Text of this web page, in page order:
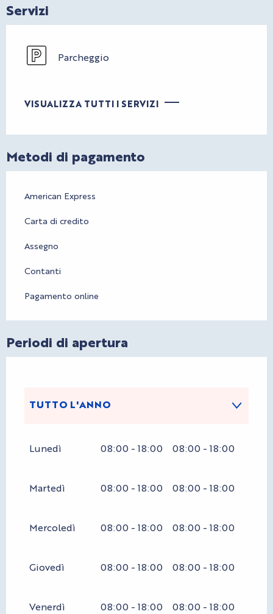
Servizi
Parcheggio
VISUALIZZA TUTTI I SERVIZI
Metodi di pagamento
American Express
Carta di credito
Assegno
Contanti
Pagamento online
Periodi di apertura
TUTTO L'ANNO
TUTTO L'ANNO 2027
Lunedì 08:00 - 18:00 08:00 - 18:00
Martedì 08:00 - 18:00 08:00 - 18:00
Mercoledì 08:00 - 18:00 08:00 - 18:00
Giovedì 08:00 - 18:00 08:00 - 18:00
Venerdì 08:00 - 18:00 08:00 - 18:00